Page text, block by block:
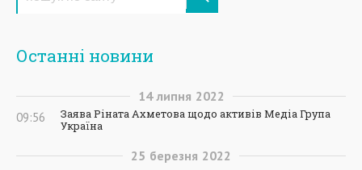
Останні новини
14 липня 2022
09:56
Заява Ріната Ахметова щодо активів Медіа Група
Україна
25 березня 2022